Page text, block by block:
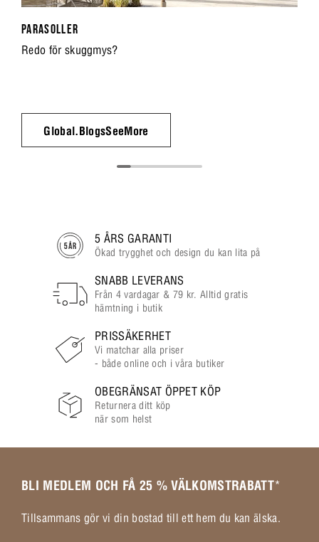
PARASOLLER
Redo för skuggmys?
Global.BlogsSeeMore
5 ÅRS GARANTI
Ökad trygghet och design du kan lita på
SNABB LEVERANS
Från 4 vardagar & 79 kr. Alltid gratis
hämtning i butik
PRISSÄKERHET
Vi matchar alla priser
- både online och i våra butiker
OBEGRÄNSAT ÖPPET KÖP
Returnera ditt köp
när som helst
BLI MEDLEM OCH FÅ 25 % VÄLKOMSTRABATT*
Tillsammans gör vi din bostad till ett hem du kan älska.